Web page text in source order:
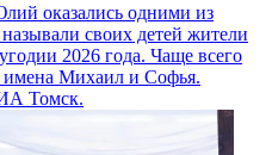
оказались одними из
своих детей жители
2026 года. Чаще всего
Михаил и Софья.
Томск.